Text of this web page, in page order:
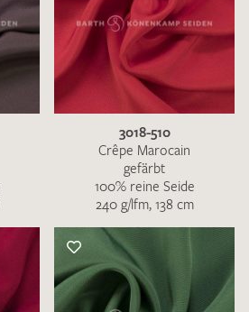
3018-510
Crêpe Marocain
gefärbt
100% reine Seide
240 g/lfm, 138 cm